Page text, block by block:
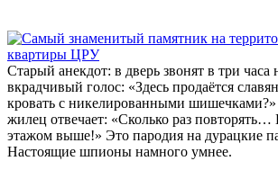
Старый анекдот: в дверь звонят в три часа
вкрадчивый голос: «Здесь продаётся
кровать с никелированными
жилец отвечает: «Сколько раз
этажом выше!» Это пародия на дурацкие
Настоящие шпионы намного умнее.